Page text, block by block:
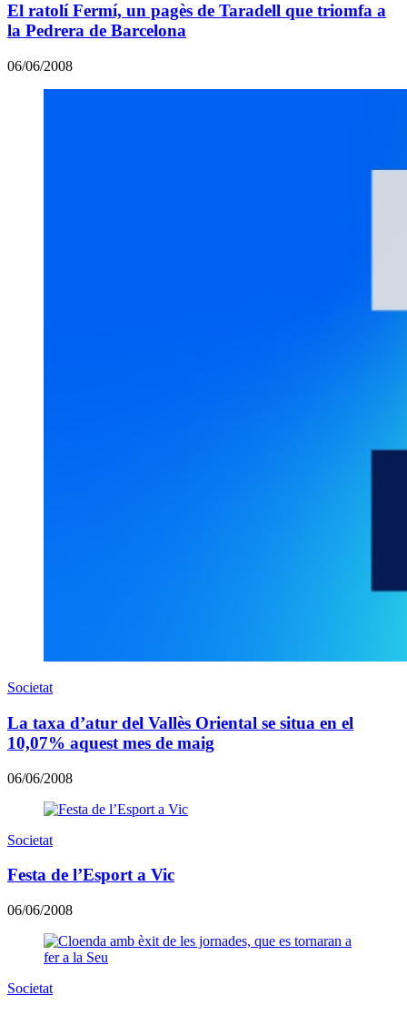
El ratolí Fermí, un pagès de Taradell que triomfa a
la Pedrera de Barcelona
06/06/2008
Societat
La taxa d’atur del Vallès Oriental se situa en el
10,07% aquest mes de maig
06/06/2008
Societat
Festa de l’Esport a Vic
06/06/2008
Societat